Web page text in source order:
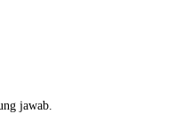
jawab.